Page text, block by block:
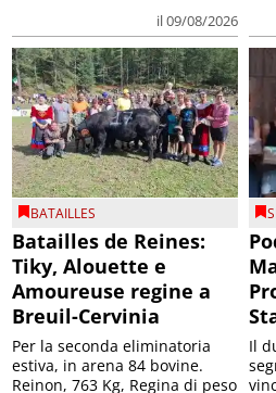
il 09/08/2026
BATAILLES
Batailles de Reines:
Tiky, Alouette e
Amoureuse regine a
Breuil-Cervinia
Per la seconda eliminatoria
estiva, in arena 84 bovine.
Reinon, 763 Kg, Regina di peso
Il